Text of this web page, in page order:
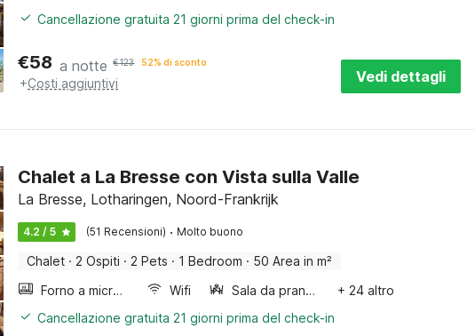
Cancellazione gratuita 21 giorni prima del check-in
€58 a notte €123 52% di sconto
+Costi aggiuntivi Vedi dettagli
Chalet a La Bresse con Vista sulla Valle
La Bresse, Lotharingen, Noord-Frankrijk
4.2 / 5 (51 Recensioni) · Molto buono
Chalet · 2 Ospiti · 2 Pets · 1 Bedroom · 50 Area in m²
Forno a microonde combinato
Wifi Sala da pranzo
+ 24 altro
Cancellazione gratuita 21 giorni prima del check-in